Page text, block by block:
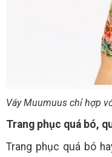
Váy Muumuus chỉ hợp
Trang phục quá bó,
Trang phục quá bó